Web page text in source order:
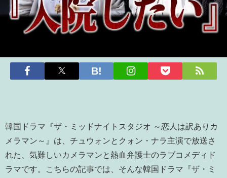
韓国ドラマ『ザ・ミッドナイトスタジオ ～恋人は訳ありカ
メラマン～』は、チュウォンとクォン・ナラ主演で放送さ
れた、気難しいカメラマンと熱血弁護士のラブコメディド
ラマです。こちらの記事では、そんな韓国ドラマ『ザ・ミ